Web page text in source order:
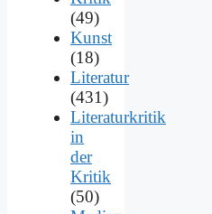
(49)
Kunst
(18)
Literatur
(431)
Literaturkritik
in
der
Kritik
(50)